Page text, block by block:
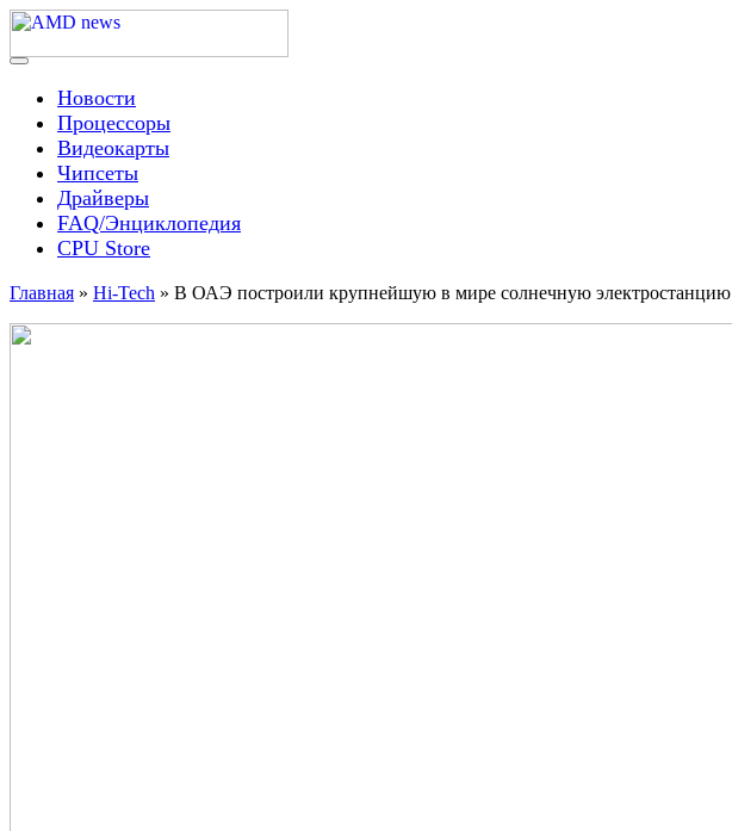
Skip
content
AMD news
Menu
Новости
Процессоры
Видеокарты
Чипсеты
Драйверы
FAQ/Энциклопедия
CPU Store
Главная » Hi-Tech » В ОАЭ построили крупнейшую в мире солнечную электростанцию